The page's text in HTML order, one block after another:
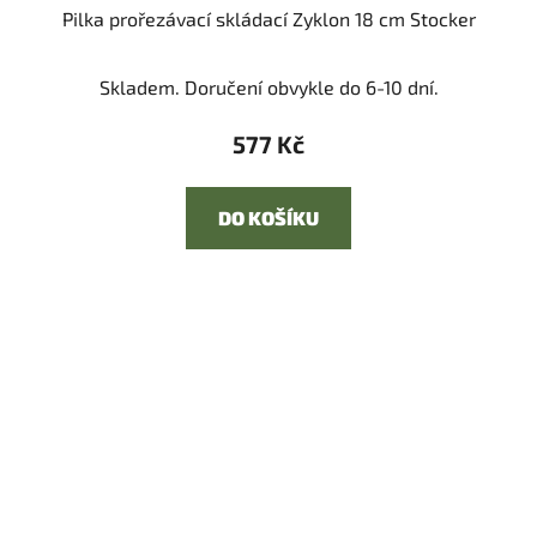
Pilka prořezávací skládací Zyklon 18 cm Stocker
Skladem. Doručení obvykle do 6-10 dní.
577 Kč
DO KOŠÍKU